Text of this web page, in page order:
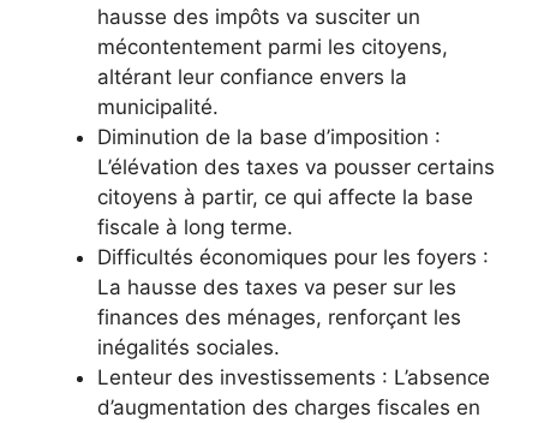
hausse des impôts va susciter un
mécontentement parmi les citoyens,
altérant leur confiance envers la
municipalité.
Diminution de la base d’imposition :
L’élévation des taxes va pousser certains
citoyens à partir, ce qui affecte la base
fiscale à long terme.
Difficultés économiques pour les foyers :
La hausse des taxes va peser sur les
finances des ménages, renforçant les
inégalités sociales.
Lenteur des investissements : L’absence
d’augmentation des charges fiscales en